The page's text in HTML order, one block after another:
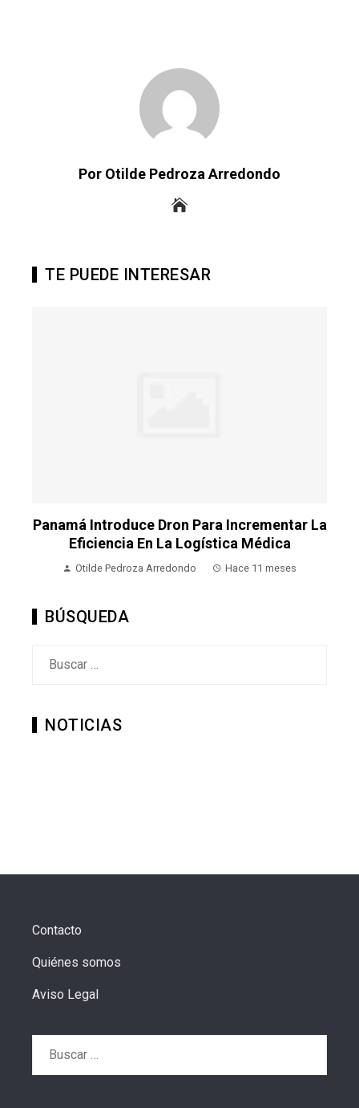
Por Otilde Pedroza Arredondo
TE PUEDE INTERESAR
Panamá Introduce Dron Para Incrementar La
Eficiencia En La Logística Médica
Otilde Pedroza Arredondo Hace 11 meses
BÚSQUEDA
NOTICIAS
Contacto
Quiénes somos
Aviso Legal